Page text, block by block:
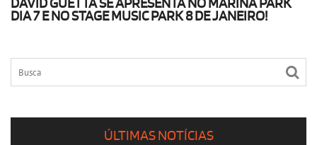
DAVID GUETTA SE APRESENTA NO MARINA PARK
DIA 7 E NO STAGE MUSIC PARK 8 DE JANEIRO!
ÚLTIMAS NOTÍCIAS